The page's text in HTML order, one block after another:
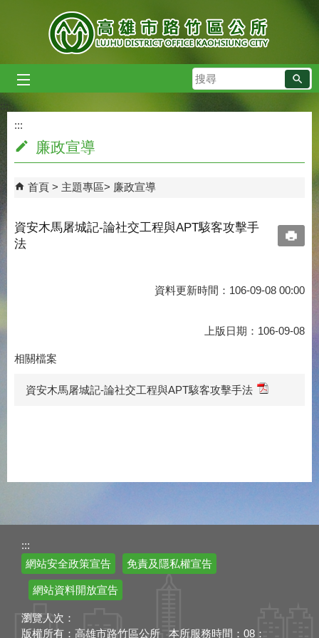
跳到主要內容區塊
搜
尋
:::
廉政宣導
首頁 主題專區 廉政宣導
資安木馬屠城記-論社交工程與APT駭客攻擊手
法
資料更新時間：106-09-08 00:00
上版日期：106-09-08
相關檔案
資安木馬屠城記-論社交工程與APT駭客攻擊手法
:::
網站安全政策宣告
免責及隱私權宣告
網站資料開放宣告
瀏覽人次：
版權所有：高雄市路竹區公所 本所服務時間：08：